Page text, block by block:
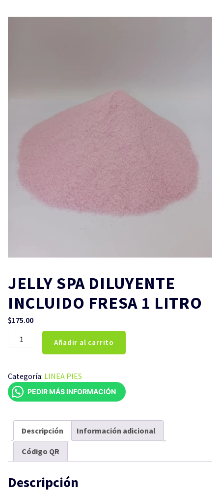
JELLY SPA DILUYENTE
INCLUIDO FRESA 1 LITRO
$175.00
JELLY
INCLUIDO
FRESA
1
cantidad
Añadir al carrito
Categoría: LINEA PIES
PEDIR MÁS INFORMACIÓN
Descripción Información adicional
Código QR
Descripción